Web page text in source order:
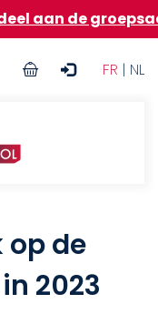
van
FR | NL
User
op de
2023